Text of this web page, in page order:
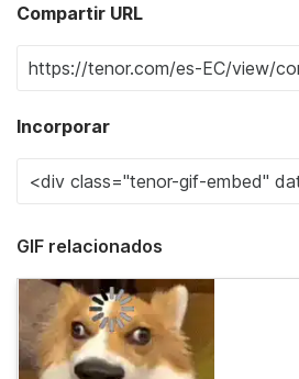
Compartir URL
Incorporar
GIF relacionados